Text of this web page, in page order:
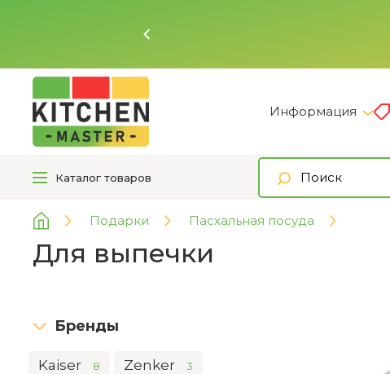
Информация
Каталог товаров
Подарки Пасхальная посуда
Для выпечки
Бренды
Kaiser 8 Zenker 3